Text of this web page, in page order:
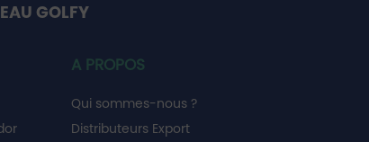
GOLFY
A PROPOS
Qui sommes-nous ?
Distributeurs Export